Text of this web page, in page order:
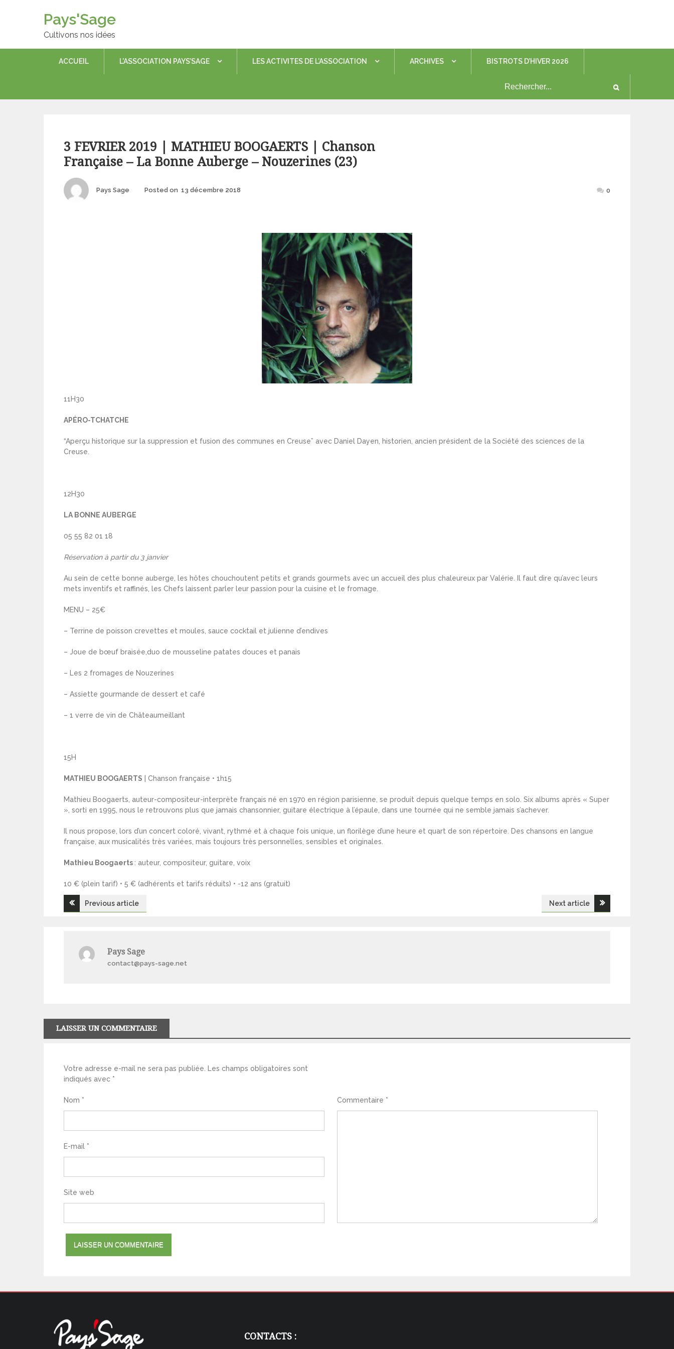
Pays'Sage
Cultivons nos idées
ACCUEIL L’ASSOCIATION PAYS’SAGE LES ACTIVITES DE L’ASSOCIATION ARCHIVES BISTROTS D’HIVER 2026
3 FEVRIER 2019 | MATHIEU BOOGAERTS | Chanson
Française – La Bonne Auberge – Nouzerines (23)
Author
Pays Sage Posted on 13 décembre 2018 0
11H30
APÉRO-TCHATCHE
“Aperçu historique sur la suppression et fusion des communes en Creuse” avec Daniel Dayen, historien, ancien président de la Société des sciences de la
Creuse.
12H30
LA BONNE AUBERGE
05 55 82 01 18
Réservation à partir du 3 janvier
Au sein de cette bonne auberge, les hôtes chouchoutent petits et grands gourmets avec un accueil des plus chaleureux par Valérie. Il faut dire qu’avec leurs
mets inventifs et raffinés, les Chefs laissent parler leur passion pour la cuisine et le fromage.
MENU – 25€
– Terrine de poisson crevettes et moules, sauce cocktail et julienne d’endives
– Joue de bœuf braisée,duo de mousseline patates douces et panais
– Les 2 fromages de Nouzerines
– Assiette gourmande de dessert et café
– 1 verre de vin de Châteaumeillant
15H
MATHIEU BOOGAERTS | Chanson française • 1h15
Mathieu Boogaerts, auteur-compositeur-interprète français né en 1970 en région parisienne, se produit depuis quelque temps en solo. Six albums après « Super
», sorti en 1995, nous le retrouvons plus que jamais chansonnier, guitare électrique à l’épaule, dans une tournée qui ne semble jamais s’achever.
Il nous propose, lors d’un concert coloré, vivant, rythmé et à chaque fois unique, un florilège d’une heure et quart de son répertoire. Des chansons en langue
française, aux musicalités très variées, mais toujours très personnelles, sensibles et originales.
Mathieu Boogaerts: auteur, compositeur, guitare, voix
10 € (plein tarif) • 5 € (adhérents et tarifs réduits) • -12 ans (gratuit)
Navigation
l’article
Previous article Next article
Pays Sage
contact@pays-sage.net
LAISSER UN COMMENTAIRE
Votre adresse e-mail ne sera pas publiée.
Les champs obligatoires sont
indiqués avec *
Commentaire *
Nom *
E-mail *
Site web
CONTACTS :